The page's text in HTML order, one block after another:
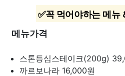
✅꼭 먹어야하는 메
메뉴가격
스톤등심스테이크(200g)
까르보나라 16,000원